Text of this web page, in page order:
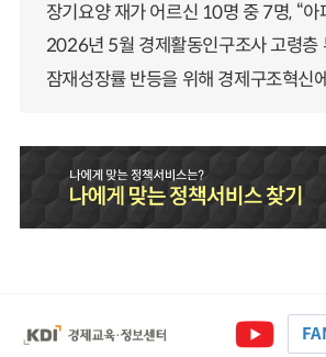
2026년 5월 경제활동인구조사 고령층